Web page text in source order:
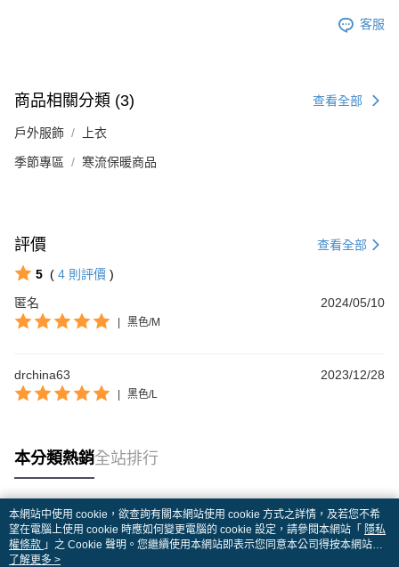
客服
商品相關分類 (3) 查看全部
戶外服飾 上衣
季節專區 寒流保暖商品
評價 查看全部
5 ( 4 則評價 )
匿名
2024/05/10
| 黑色/M
drchina63 2023/12/28
| 黑色/L
本分類熱銷全站排行
熱門標籤
本網站中使用 cookie，欲查詢有關本網站使用 cookie 方式之詳情，及若您不希
望在電腦上使用 cookie 時應如何變更電腦的 cookie 設定，請參閱本網站「 隱私
權條款 」之 Cookie 聲明。您繼續使用本網站即表示您同意本公司得按本網站使
用條款之 Cookie 聲明使用 cookie。
了解更多 >